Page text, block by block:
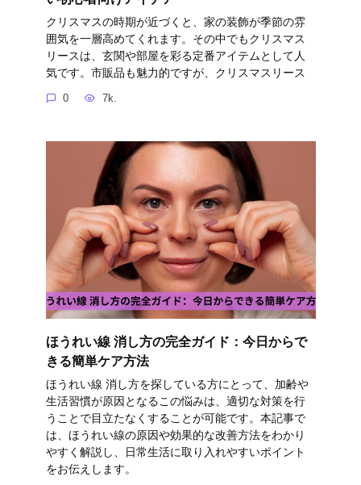
クリスマスの時期が近づくと、家の装飾が季節の雰
囲気を一層高めてくれます。その中でもクリスマス
リースは、玄関や部屋を彩る定番アイテムとして人
気です。市販品も魅力的ですが、クリスマスリース
0 7k.
ほうれい線 消し方の完全ガイド：今日からで
きる簡単ケア方法
ほうれい線 消し方を探している方にとって、加齢や
生活習慣が原因となるこの悩みは、適切な対策を行
うことで目立たなくすることが可能です。本記事で
は、ほうれい線の原因や効果的な改善方法をわかり
やすく解説し、日常生活に取り入れやすいポイント
をお伝えします。